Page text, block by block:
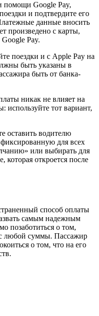
помощи Google Pay,
и подтвердите его
данные вносить
произведено с карты,
Pay.
поездки и с Apple Pay на
быть указаны в
быть от банка-
никак не влияет на
используйте тот вариант,
оставить водителю
для всех
или выбирать для
которая откроется после
способ оплаты
самым надежным
позаботиться о том,
с любой суммы. Пассажир
о том, что на его